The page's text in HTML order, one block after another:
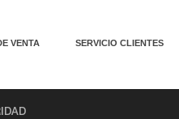
VENTA SERVICIO CLIENTES